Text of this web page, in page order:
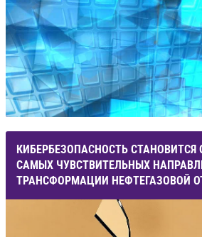
КИБЕРБЕЗОПАСНОСТЬ
САМЫХ ЧУВСТВИТЕЛЬНЫХ
ТРАНСФОРМАЦИИ НЕФТЕГАЗОВОЙ